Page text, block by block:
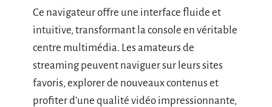
Ce navigateur offre une interface fluide et
intuitive, transformant la console en véritable
centre multimédia. Les amateurs de
streaming peuvent naviguer sur leurs sites
favoris, explorer de nouveaux contenus et
profiter d’une qualité vidéo impressionnante,